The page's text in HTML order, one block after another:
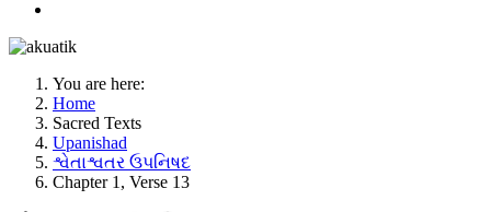
You are here:
Home
Sacred Texts
Upanishad
શ્વેતાશ્વતર ઉપનિષદ
Chapter 1, Verse 13